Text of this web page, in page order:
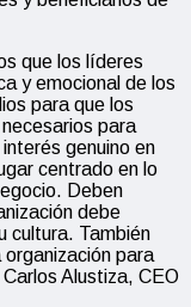
que los líderes
y emocional de los
para que los
para
genuino en
centrado en lo
Deben
debe
cultura. También
para
Alustiza, CEO